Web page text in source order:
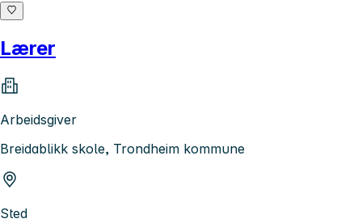
Lærer
Arbeidsgiver
Breidablikk skole, Trondheim kommune
Sted